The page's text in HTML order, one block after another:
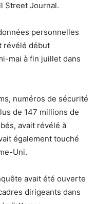
Street Journal.
personnelles
révélé début
mai à fin juillet dans
numéros de sécurité
de 147 millions de
avait révélé à
également touché
Uni.
avait été ouverte
dirigeants dans